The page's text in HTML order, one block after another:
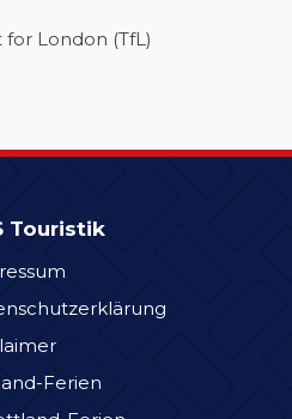
London (TfL)
Touristik
Ferien